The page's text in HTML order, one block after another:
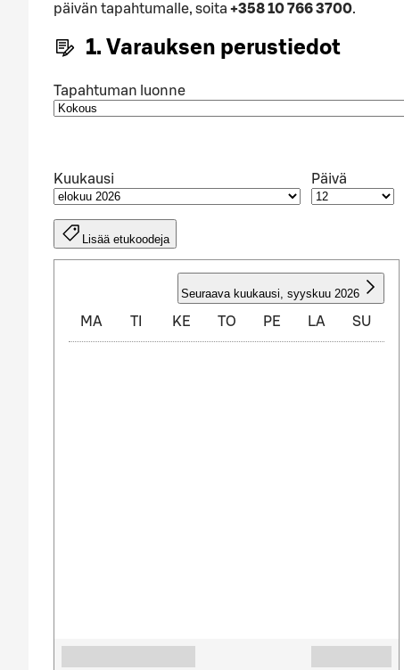
päivän tapahtumalle, soita +358 10 766 3700.
1. Varauksen perustiedot
Tapahtuman luonne
Kuukausi Päivä
Lisää etukoodeja
ELOKUU 2026
Seuraava kuukausi, syyskuu 2026
MA TI KE TO PE LA SU